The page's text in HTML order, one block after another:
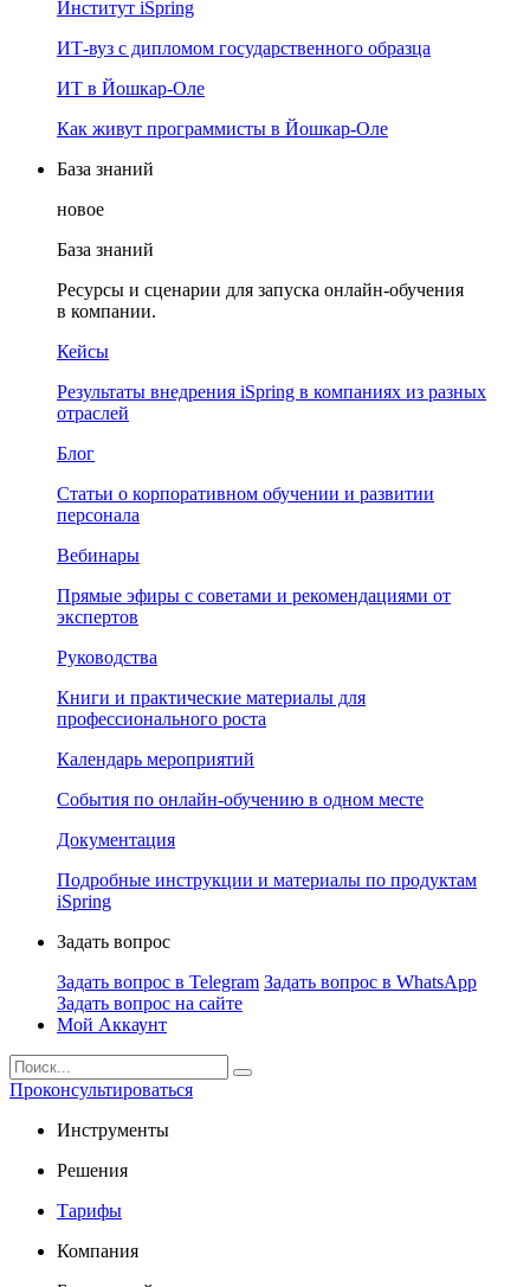
Институт iSpring
ИТ-вуз с дипломом государственного образца
ИТ в Йошкар-Оле
Как живут программисты в Йошкар‑Оле
База знаний
новое
База знаний
Ресурсы и сценарии для запуска онлайн-обучения
в компании.
Кейсы
Результаты внедрения iSpring в компаниях из разных
отраслей
Блог
Статьи о корпоративном обучении и развитии
персонала
Вебинары
Прямые эфиры с советами и рекомендациями от
экспертов
Руководства
Книги и практические материалы для
профессионального роста
Календарь мероприятий
События по онлайн-обучению в одном месте
Документация
Подробные инструкции и материалы по продуктам
iSpring
Задать вопрос
Задать вопрос в Telegram Задать вопрос в WhatsApp
Задать вопрос на сайте
Мой Аккаунт
Проконсультироваться
Инструменты
Решения
Тарифы
Компания